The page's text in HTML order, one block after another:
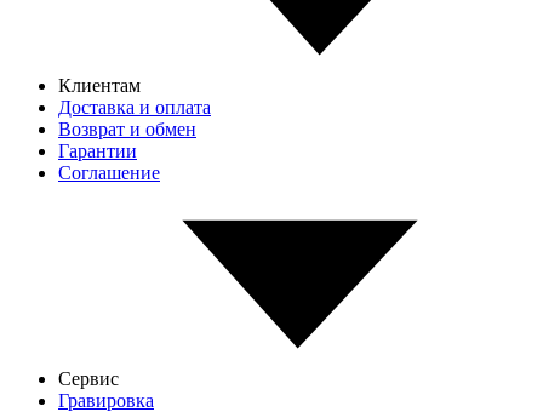
Клиентам
Доставка и оплата
Возврат и обмен
Гарантии
Соглашение
Сервис
Гравировка